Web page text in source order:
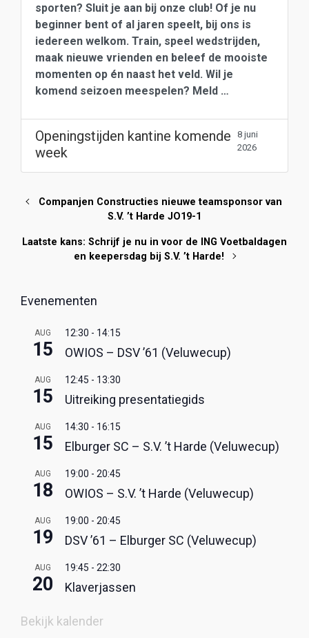
sporten? Sluit je aan bij onze club! Of je nu
beginner bent of al jaren speelt, bij ons is
iedereen welkom. Train, speel wedstrijden,
maak nieuwe vrienden en beleef de mooiste
momenten op én naast het veld. Wil je
komend seizoen meespelen? Meld …
Openingstijden kantine komende
week
8 juni
2026
Companjen Constructies nieuwe teamsponsor van
S.V. ’t Harde JO19-1
Laatste kans: Schrijf je nu in voor de ING Voetbaldagen
en keepersdag bij S.V. ’t Harde!
Evenementen
AUG
15
12:30 - 14:15
OWIOS – DSV ’61 (Veluwecup)
AUG
15
12:45 - 13:30
Uitreiking presentatiegids
AUG
15
14:30 - 16:15
Elburger SC – S.V. ’t Harde (Veluwecup)
AUG
18
19:00 - 20:45
OWIOS – S.V. ’t Harde (Veluwecup)
AUG
19
19:00 - 20:45
DSV ’61 – Elburger SC (Veluwecup)
AUG
20
19:45 - 22:30
Klaverjassen
Bekijk kalender